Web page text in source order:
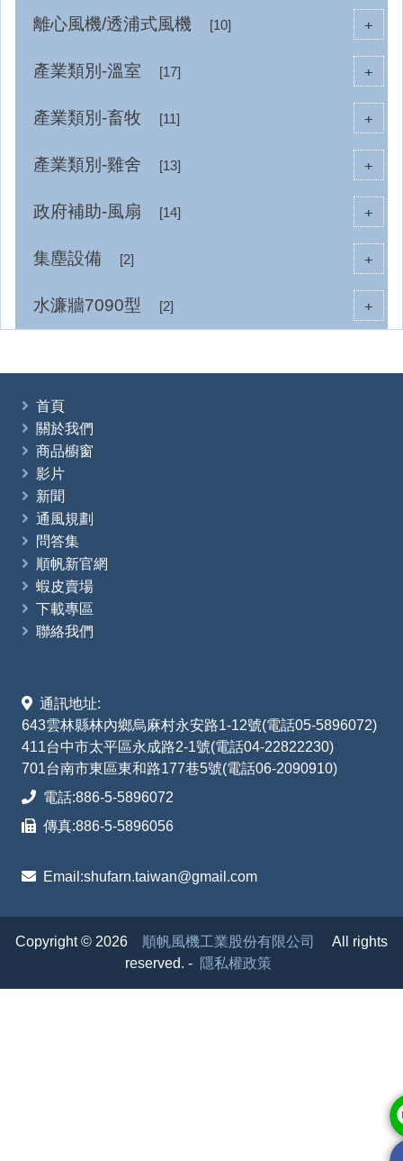
+
離心風機/透浦式風機 [10]
+
產業類別-溫室 [17]
+
產業類別-畜牧 [11]
+
產業類別-雞舍 [13]
+
政府補助-風扇 [14]
+
集塵設備 [2]
+
水濂牆7090型 [2]
首頁
關於我們
商品櫥窗
影片
新聞
通風規劃
問答集
順帆新官網
蝦皮賣場
下載專區
聯絡我們
通訊地址:
643雲林縣林內鄉烏麻村永安路1-12號(電話05-5896072)
411台中市太平區永成路2-1號(電話04-22822230)
701台南市東區東和路177巷5號(電話06-2090910)
電話:886-5-5896072
傳真:886-5-5896056
Email:shufarn.taiwan@gmail.com
Copyright © 2026 順帆風機工業股份有限公司
All rights
reserved. - 隱私權政策